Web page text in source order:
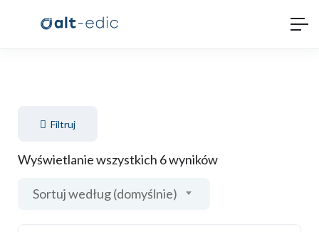
Filtruj
Wyświetlanie wszystkich 6 wyników
Sortuj według (domyślnie)